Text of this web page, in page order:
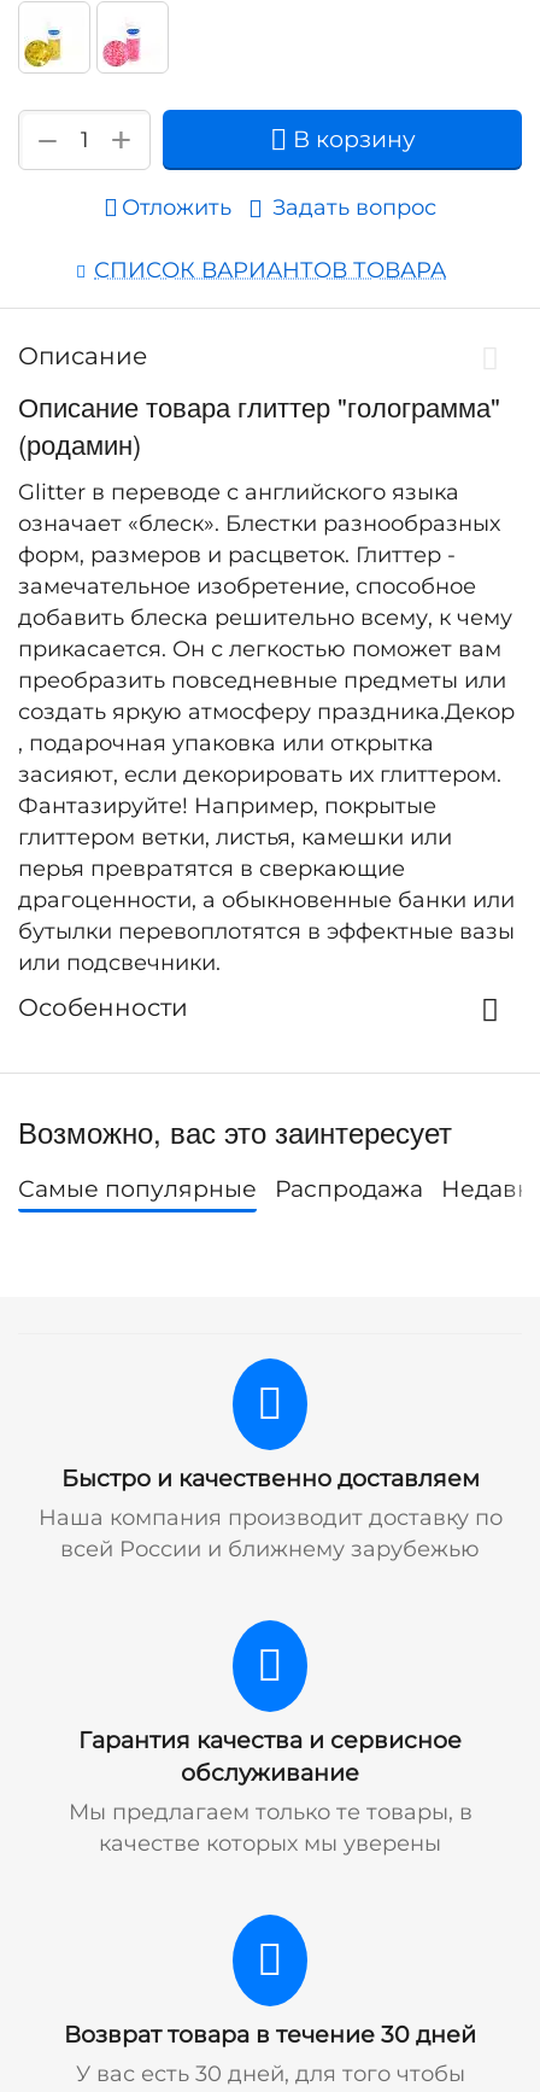
+
− В корзину
Отложить Задать вопрос
СПИСОК ВАРИАНТОВ ТОВАРА
Описание
Описание товара глиттер "голограмма"
(родамин)
Glitter в переводе с английского языка
означает «блеск». Блестки разнообразных
форм, размеров и расцветок. Глиттер -
замечательное изобретение, способное
добавить блеска решительно всему, к чему
прикасается. Он с легкостью поможет вам
преобразить повседневные предметы или
создать яркую атмосферу праздника.Декор
, подарочная упаковка или открытка
засияют, если декорировать их глиттером.
Фантазируйте! Например, покрытые
глиттером ветки, листья, камешки или
перья превратятся в сверкающие
драгоценности, а обыкновенные банки или
бутылки перевоплотятся в эффектные вазы
или подсвечники.
Особенности
Возможно, вас это заинтересует
Самые популярные Распродажа
Быстро и качественно доставляем
Наша компания производит доставку по
всей России и ближнему зарубежью
Гарантия качества и сервисное
обслуживание
Мы предлагаем только те товары, в
качестве которых мы уверены
Возврат товара в течение 30 дней
У вас есть 30 дней, для того чтобы